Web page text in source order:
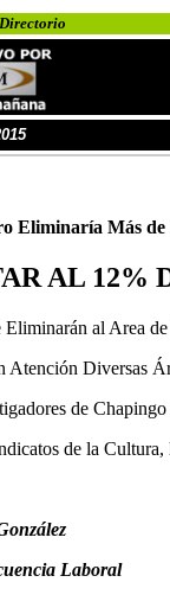
Directorio
5
Eliminaría Más de
AL 12%
al Area
Atención Diversas
de
de la
Laboral